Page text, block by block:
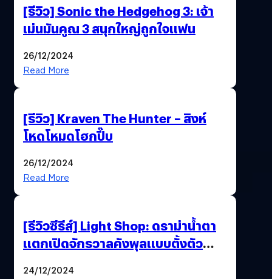
[รีวิว] Sonic the Hedgehog 3: เจ้า
เม่นมันคูณ 3 สนุกใหญ่ถูกใจแฟน
26/12/2024
Read More
[รีวิว] Kraven The Hunter – สิงห์
โหดโหมดโฮกปี๊บ
26/12/2024
Read More
[รีวิวซีรีส์] Light Shop: ดราม่าน้ำตา
แตกเปิดจักรวาลคังพุลแบบตั้งตัว
24/12/2024